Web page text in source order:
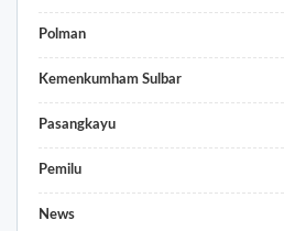
Polman
Kemenkumham Sulbar
Pasangkayu
Pemilu
News